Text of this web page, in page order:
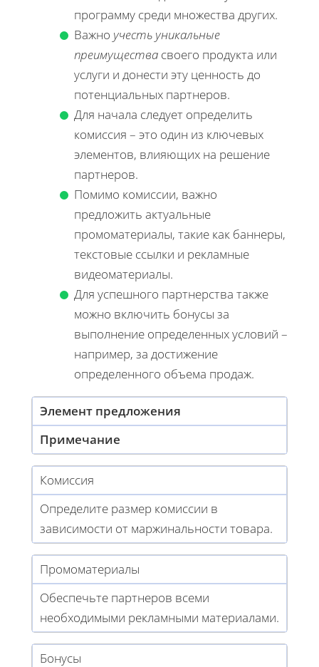
программу среди множества других.
Важно учесть уникальные
преимущества своего продукта или
услуги и донести эту ценность до
потенциальных партнеров.
Для начала следует определить
комиссия – это один из ключевых
элементов, влияющих на решение
партнеров.
Помимо комиссии, важно
предложить актуальные
промоматериалы, такие как баннеры,
текстовые ссылки и рекламные
видеоматериалы.
Для успешного партнерства также
можно включить бонусы за
выполнение определенных условий –
например, за достижение
определенного объема продаж.
Элемент предложения
Примечание
Комиссия
Определите размер комиссии в
зависимости от маржинальности товара.
Промоматериалы
Обеспечьте партнеров всеми
необходимыми рекламными материалами.
Бонусы